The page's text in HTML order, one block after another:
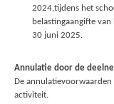
2024,tijdens het
belastingaangifte
30 juni 2025.
Annulatie door de
De
activiteit.